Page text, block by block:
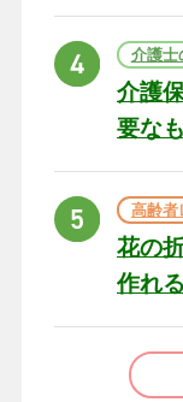
介護士
介護
要な
高齢者
花の
作れ